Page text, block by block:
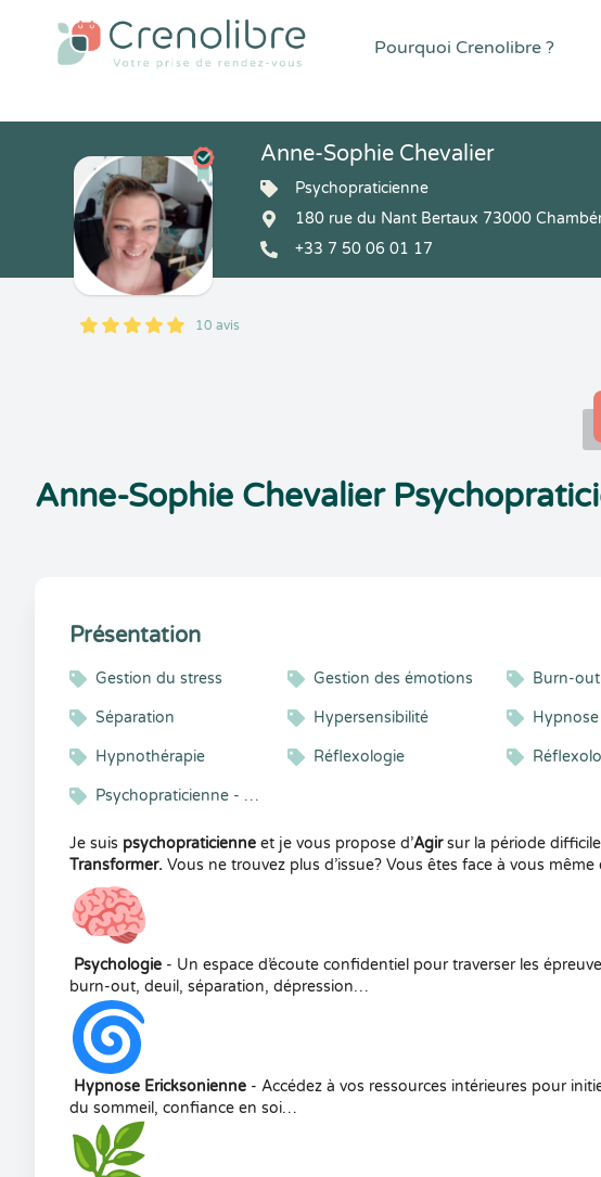
Pourquoi Crenolibre ?
5
1
5
10 10 avis
Anne-Sophie Chevalier
Psychopraticienne
180 rue du Nant Bertaux 73000
+33 7 50 06 01 17
Anne-Sophie Chevalier
Présentation
Gestion du stress Gestion des émotions Burn-out
Séparation Hypersensibilité Hypnose
Hypnothérapie Réflexologie
Psychopraticienne - Hypnothérapeute
Je suis psychopraticienne et je vous propose d’Agirsur la période
Transformer. Vous ne trouvez plus d’issue? Vous êtes face à vous
Psychologie - Un espace d’écoute confidentiel pour traverser les
burn-out, deuil, séparation, dépression…
Hypnose Ericksonienne - Accédez à vos ressources intérieures pour
du sommeil, confiance en soi…